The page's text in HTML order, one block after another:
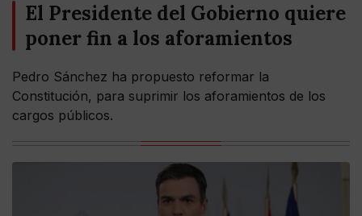
El Presidente del Gobierno quiere
poner fin a los aforamientos
Pedro Sánchez ha propuesto reformar la
Constitución, para suprimir los aforamientos de los
cargos públicos.